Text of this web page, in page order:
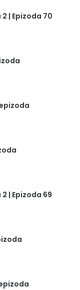
| Epizoda 70
| Epizoda 69